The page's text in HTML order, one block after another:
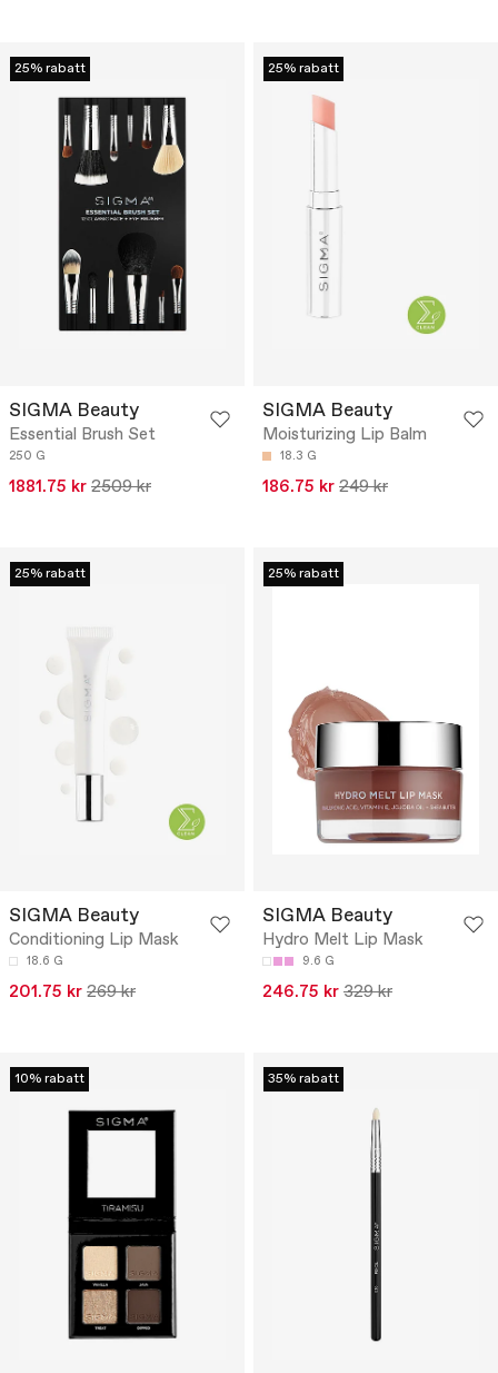
25% rabatt
SIGMA Beauty
Essential Brush Set
250 G
1881.75 kr 2509 kr
25% rabatt
SIGMA Beauty
Moisturizing Lip Balm
18.3 G
186.75 kr 249 kr
25% rabatt
SIGMA Beauty
Conditioning Lip Mask
18.6 G
201.75 kr 269 kr
25% rabatt
SIGMA Beauty
Hydro Melt Lip Mask
9.6 G
246.75 kr 329 kr
10% rabatt 35% rabatt